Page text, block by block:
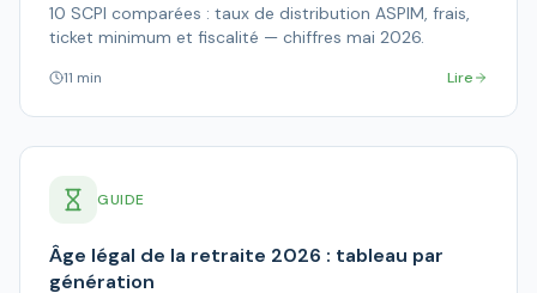
10 SCPI comparées : taux de distribution ASPIM, frais,
ticket minimum et fiscalité — chiffres mai 2026.
11 min Lire
GUIDE
Âge légal de la retraite 2026 : tableau par
génération